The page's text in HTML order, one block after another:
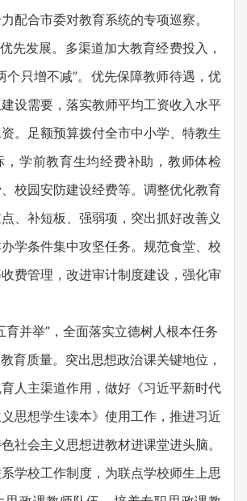
配合市委对教育系统的专项巡察。
发展。多渠道加大教育经费投入，
个只增不减”。优先保障教师待遇，优
设需要，落实教师平均工资收入水平
。足额预算拨付全市中小学、特教生
，学前教育生均经费补助，教师体检
校园安防建设经费等。调整优化教育
、补短板、强弱项，突出抓好改善义
学条件集中攻坚任务。规范食堂、校
费管理，改进审计制度建设，强化审
并举”，全面落实立德树人根本任务
质量。突出思想政治课关键地位，
人主渠道作用，做好《习近平新时代
思想学生读本》使用工作，推进习近
社会主义思想进教材进课堂进头脑。
学校工作制度，为联点学校师生上思